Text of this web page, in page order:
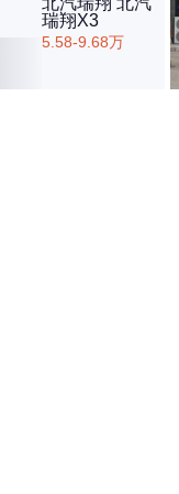
瑞翔X3
5.58-9.68万